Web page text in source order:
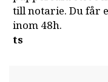
till notarie. Du får
inom 48h.
ts